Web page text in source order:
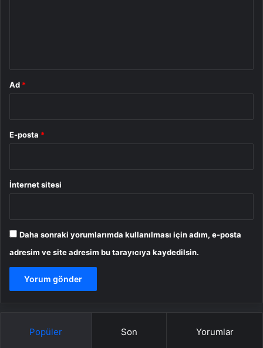
Ad *
E-posta *
İnternet sitesi
Daha sonraki yorumlarımda kullanılması için adım, e-posta
adresim ve site adresim bu tarayıcıya kaydedilsin.
Popüler Son Yorumlar